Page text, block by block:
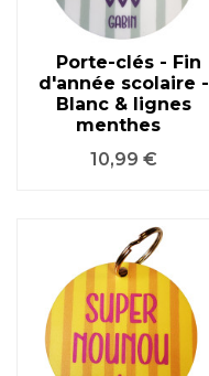
Porte-clés - Fin
d'année scolaire -
Blanc & lignes
menthes
Prix
10,99 €